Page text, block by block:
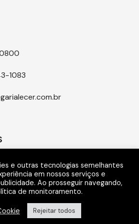
1083
Gostar
e outras tecnologias semelhantes
em nossos serviços e
Ao prosseguir navegando,
de monitoramento.
Rejeitar todos